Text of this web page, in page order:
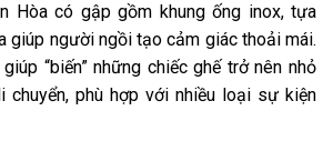
Hòa có gập gồm khung ống inox, tựa
giúp người ngồi tạo cảm giác thoải mái.
“biến” những chiếc ghế trở nên nhỏ
chuyển, phù hợp với nhiều loại sự kiện